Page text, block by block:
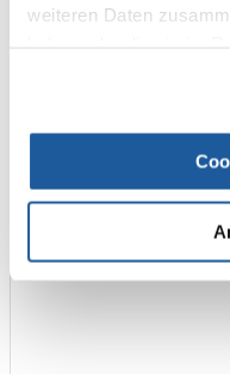
weiteren Daten